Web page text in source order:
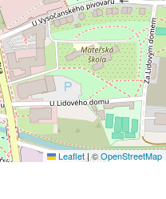
Leaflet|©OpenStreetMap